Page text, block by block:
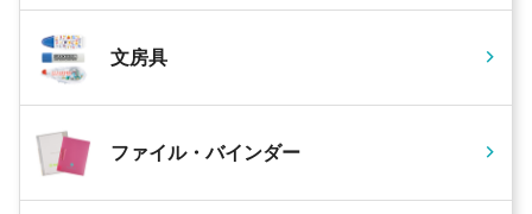
文房具
ファイル・バインダー